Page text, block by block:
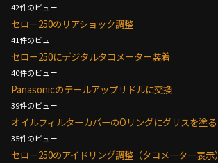
42件のビュー
セロー250のリアショック調整
41件のビュー
セロー250にデジタルタコメーター装着
40件のビュー
Panasonicのテールアップサドルに交換
39件のビュー
オイルフィルターカバーのOリングにグリスを塗る
35件のビュー
セロー250のアイドリング調整（タコメーター表示）